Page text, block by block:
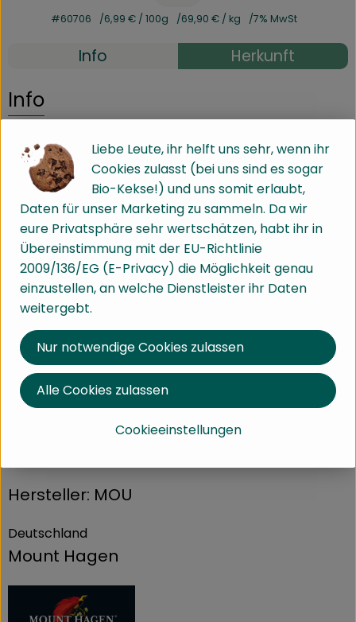
#60706 6,99 € / 100g 69,90 € / kg 7% MwSt
Info Herkunft
Info
im Glas
Produktinformationen
Zutaten
Nährwert-Info
Produktdatenblatt
Hersteller: MOU
Deutschland
Mount Hagen
Liebe Leute, ihr helft uns sehr, wenn ihr
Cookies zulasst (bei uns sind es sogar
Bio-Kekse!) und uns somit erlaubt,
Daten für unser Marketing zu sammeln. Da wir
eure Privatsphäre sehr wertschätzen, habt ihr in
Übereinstimmung mit der EU-Richtlinie
2009/136/EG (E-Privacy) die Möglichkeit genau
einzustellen, an welche Dienstleister ihr Daten
weitergebt.
Cookieeinstellungen
Nur notwendige Cookies zulassen
Alle Cookies zulassen